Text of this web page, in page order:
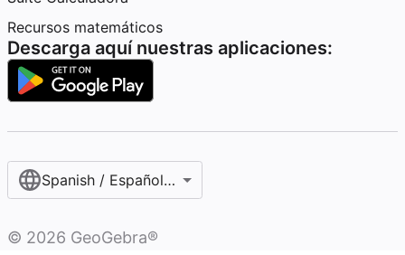
Recursos matemáticos
Descarga aquí nuestras aplicaciones:
Spanish / Español (internacional)
© 2026 GeoGebra®